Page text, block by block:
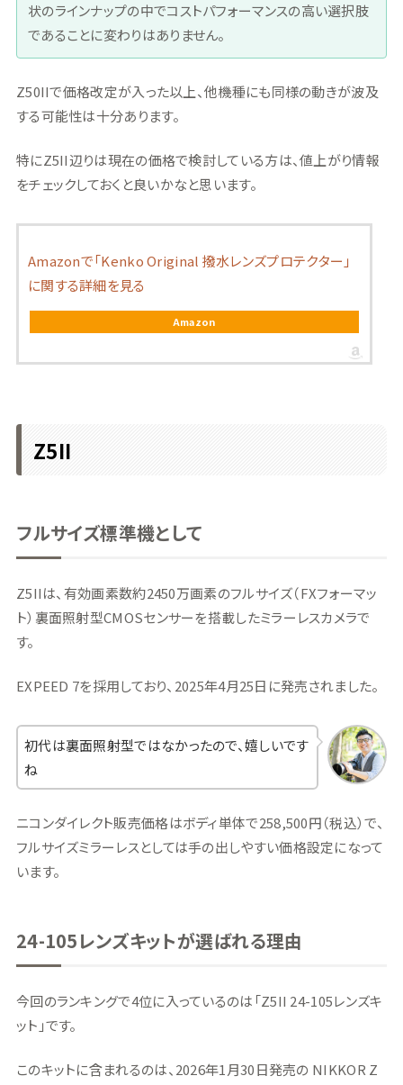
状のラインナップの中でコストパフォーマンスの高い選択肢
であることに変わりはありません。
Z50IIで価格改定が入った以上、他機種にも同様の動きが波及
する可能性は十分あります。
特にZ5II辺りは現在の価格で検討している方は、値上がり情報
をチェックしておくと良いかなと思います。
Amazonで「Kenko Original 撥水レンズプロテクター」
に関する詳細を見る
Amazon
Z5II
フルサイズ標準機として
Z5IIは、有効画素数約2450万画素のフルサイズ（FXフォーマッ
ト）裏面照射型CMOSセンサーを搭載したミラーレスカメラで
す。
EXPEED 7を採用しており、2025年4月25日に発売されました。
初代は裏面照射型ではなかったので、嬉しいです
ね
ニコンダイレクト販売価格はボディ単体で258,500円（税込）で、
フルサイズミラーレスとしては手の出しやすい価格設定になって
います。
24-105レンズキットが選ばれる理由
今回のランキングで4位に入っているのは「Z5II 24-105レンズキ
ット」です。
このキットに含まれるのは、2026年1月30日発売の NIKKOR Z